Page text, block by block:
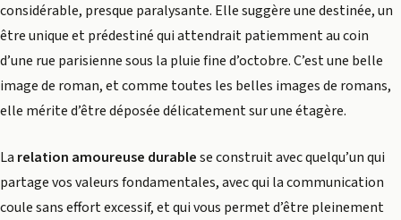
considérable, presque paralysante. Elle suggère une destinée, un
être unique et prédestiné qui attendrait patiemment au coin
d’une rue parisienne sous la pluie fine d’octobre. C’est une belle
image de roman, et comme toutes les belles images de romans,
elle mérite d’être déposée délicatement sur une étagère.
La relation amoureuse durablese construit avec quelqu’un qui
partage vos valeurs fondamentales, avec qui la communication
coule sans effort excessif, et qui vous permet d’être pleinement